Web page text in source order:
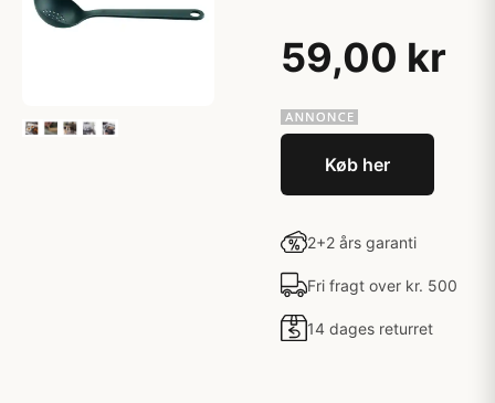
59,00 kr
Køb her
2+2 års garanti
Fri fragt over kr. 500
14 dages returret